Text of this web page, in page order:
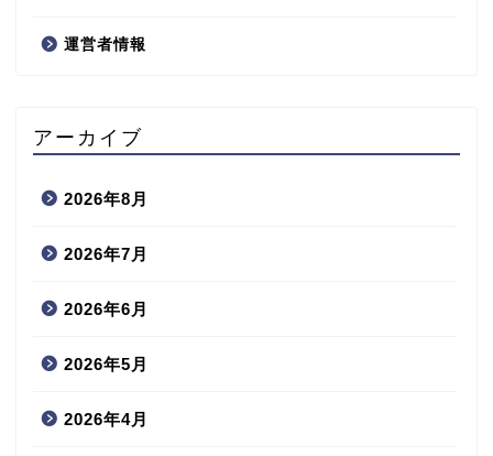
運営者情報
アーカイブ
2026年8月
2026年7月
2026年6月
2026年5月
2026年4月